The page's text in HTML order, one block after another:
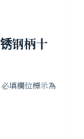
钢柄十
必填欄位標示為